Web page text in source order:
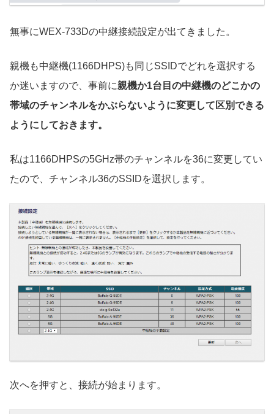
無事にWEX-733Dの中継接続設定が出てきました。
親機も中継機(1166DHPS)も同じSSIDでどれを選択する
か迷いますので、事前に親機か1台目の中継機のどこかの
帯域のチャンネルをかぶらないように変更して区別できる
ようにしておきます。
私は1166DHPSの5GHz帯のチャンネルを36に変更してい
たので、チャンネル36のSSIDを選択します。
次へを押すと、接続が始まります。